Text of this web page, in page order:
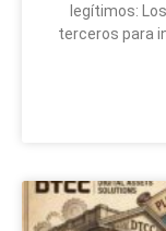
legítimos:
terceros para